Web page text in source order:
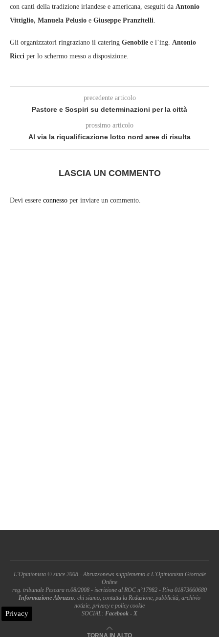
con canti della tradizione irlandese e americana, eseguiti da Antonio
Vittiglio, Manuela Pelusio e Giuseppe Pranzitelli.
Gli organizzatori ringraziano il catering Genobile e l’ing. Antonio
Ricci per lo schermo messo a disposizione.
precedente articolo
Pastore e Sospiri su determinazioni per la città
prossimo articolo
Al via la riqualificazione lotto nord aree di risulta
LASCIA UN COMMENTO
Devi essere connesso per inviare un commento.
L'Opinionista © since 2008 - Abruzzonews supplemento a L'Opinionista Giornale
Online
reg. tribunale Pescara n.08/2008 - iscrizione al ROC n°17982 - P.iva 01873660680
Informazione Abruzzo: chi siamo, contatta la Redazione, pubblicità, archivio
notizie, privacy e policy cookie
SOCIAL: Facebook - X
Privacy
TORNA IN ALTO